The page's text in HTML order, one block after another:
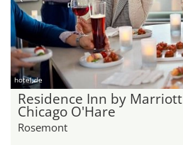
hotel.de
Residence Inn by Marriott
Chicago O'Hare
Rosemont